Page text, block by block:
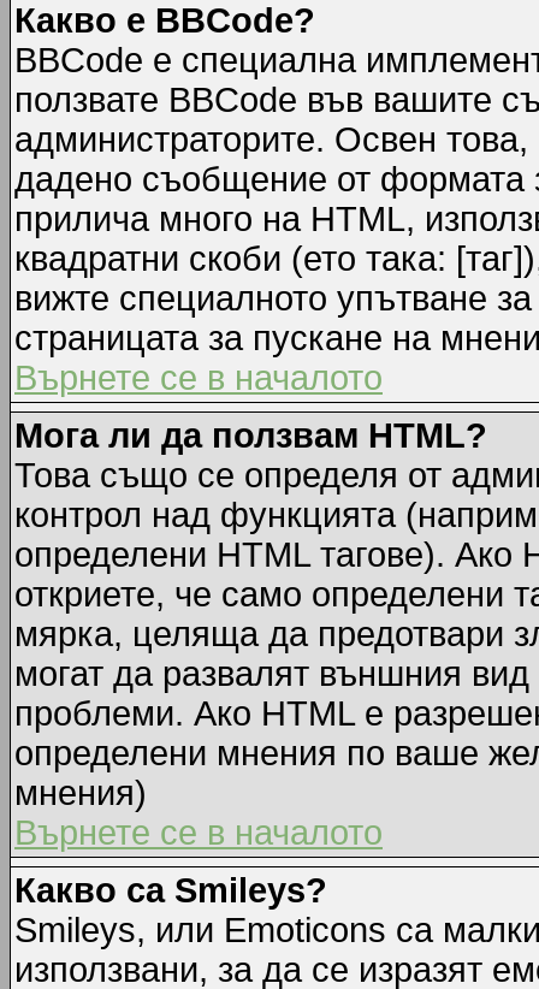
Какво е BBCode?
BBCode е специална
ползвате BBCode във вашите
администраторите. Освен
дадено съобщение от формата
прилича много на HTML,
квадратни скоби (ето така:
вижте специалното упътване
страницата за пускане на
Върнете се в началото
Мога ли да ползвам HTML?
Това също се определя от
контрол над функцията
определени HTML тагове).
откриете, че само определени
мярка, целяща да предотвари
могат да развалят външния
проблеми. Ако HTML е
определени мнения по ваше
мнения)
Върнете се в началото
Какво са Smileys?
Smileys, или Emoticons са
използвани, за да се изразят